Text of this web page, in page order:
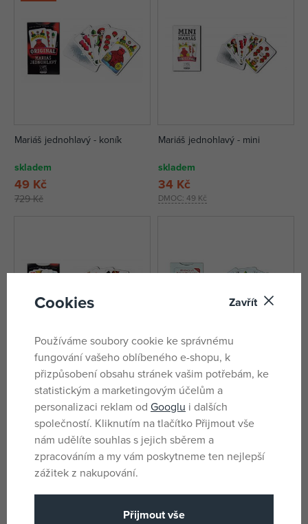
Mariáš jednohlavý - koník
skladem
729 Kč
49 Kč
Mariáš jednohlavý - mini
skladem
DMOC: 49 Kč
34 Kč
Pikety
skladem
DMOC:79 Kč
56 Kč
Pivrnec mariáš dvouhlavý
skladem
DMOC:119 Kč
90 Kč
-69%
Cookies Zavřít
Používáme soubory cookie ke správnému
fungování vašeho oblíbeného e-shopu, k
přizpůsobení obsahu stránek vašim potřebám, ke
statistickým a marketingovým účelům a
personalizaci reklam od Googlu i dalších
společností. Kliknutím na tlačítko Přijmout vše
nám udělíte souhlas s jejich sběrem a
zpracováním a my vám poskytneme ten nejlepší
zážitek z nakupování.
Přijmout vše